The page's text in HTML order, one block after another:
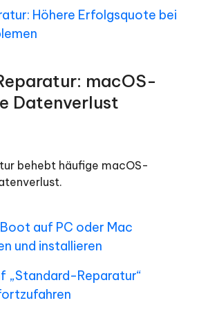
Höhere Erfolgsquote bei
macOS-
Datenverlust
behebt häufige macOS-
auf PC oder Mac
und installieren
„Standard-Reparatur“